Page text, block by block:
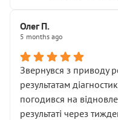
Олег П.
5 months ago
Звернувся з приводу
результатам
погодився на
результаті через